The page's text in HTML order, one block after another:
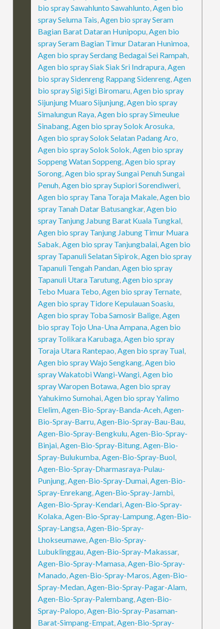
bio spray Sawahlunto Sawahlunto,Agen bio
spray Seluma Tais,Agen bio spray Seram
Bagian Barat Dataran Hunipopu,Agen bio
spray Seram Bagian Timur Dataran Hunimoa,
Agen bio spray Serdang Bedagai Sei Rampah,
Agen bio spray Siak Siak Sri Indrapura,Agen
bio spray Sidenreng Rappang Sidenreng,Agen
bio spray Sigi Sigi Biromaru,Agen bio spray
Sijunjung Muaro Sijunjung,Agen bio spray
Simalungun Raya,Agen bio spray Simeulue
Sinabang,Agen bio spray Solok Arosuka,
Agen bio spray Solok Selatan Padang Aro,
Agen bio spray Solok Solok,Agen bio spray
Soppeng Watan Soppeng,Agen bio spray
Sorong,Agen bio spray Sungai Penuh Sungai
Penuh,Agen bio spray Supiori Sorendiweri,
Agen bio spray Tana Toraja Makale,Agen bio
spray Tanah Datar Batusangkar,Agen bio
spray Tanjung Jabung Barat Kuala Tungkal,
Agen bio spray Tanjung Jabung Timur Muara
Sabak,Agen bio spray Tanjungbalai,Agen bio
spray Tapanuli Selatan Sipirok,Agen bio spray
Tapanuli Tengah Pandan,Agen bio spray
Tapanuli Utara Tarutung,Agen bio spray
Tebo Muara Tebo,Agen bio spray Ternate,
Agen bio spray Tidore Kepulauan Soasiu,
Agen bio spray Toba Samosir Balige,Agen
bio spray Tojo Una-Una Ampana,Agen bio
spray Tolikara Karubaga,Agen bio spray
Toraja Utara Rantepao,Agen bio spray Tual,
Agen bio spray Wajo Sengkang,Agen bio
spray Wakatobi Wangi-Wangi,Agen bio
spray Waropen Botawa,Agen bio spray
Yahukimo Sumohai,Agen bio spray Yalimo
Elelim,Agen-Bio-Spray-Banda-Aceh,Agen-
Bio-Spray-Barru,Agen-Bio-Spray-Bau-Bau,
Agen-Bio-Spray-Bengkulu,Agen-Bio-Spray-
Binjai,Agen-Bio-Spray-Bitung,Agen-Bio-
Spray-Bulukumba,Agen-Bio-Spray-Buol,
Agen-Bio-Spray-Dharmasraya-Pulau-
Punjung,Agen-Bio-Spray-Dumai,Agen-Bio-
Spray-Enrekang,Agen-Bio-Spray-Jambi,
Agen-Bio-Spray-Kendari,Agen-Bio-Spray-
Kolaka,Agen-Bio-Spray-Lampung,Agen-Bio-
Spray-Langsa,Agen-Bio-Spray-
Lhokseumawe,Agen-Bio-Spray-
Lubuklinggau,Agen-Bio-Spray-Makassar,
Agen-Bio-Spray-Mamasa,Agen-Bio-Spray-
Manado,Agen-Bio-Spray-Maros,Agen-Bio-
Spray-Medan,Agen-Bio-Spray-Pagar-Alam,
Agen-Bio-Spray-Palembang,Agen-Bio-
Spray-Palopo,Agen-Bio-Spray-Pasaman-
Barat-Simpang-Empat,Agen-Bio-Spray-